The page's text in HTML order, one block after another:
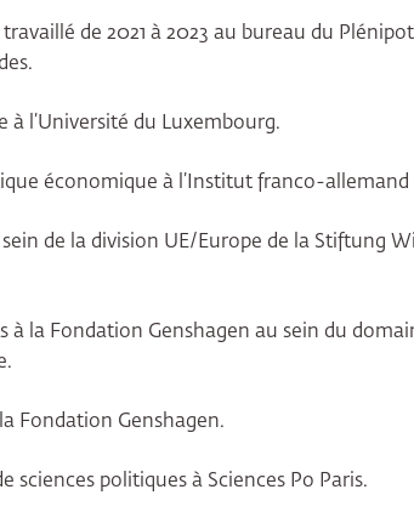
de 2021 à 2023 au bureau du
à l’Université du Luxembourg.
économique à l’Institut franco-allemand
de la division UE/Europe de la Stiftung
à la Fondation Genshagen au sein du
Fondation Genshagen.
sciences politiques à Sciences Po Paris.